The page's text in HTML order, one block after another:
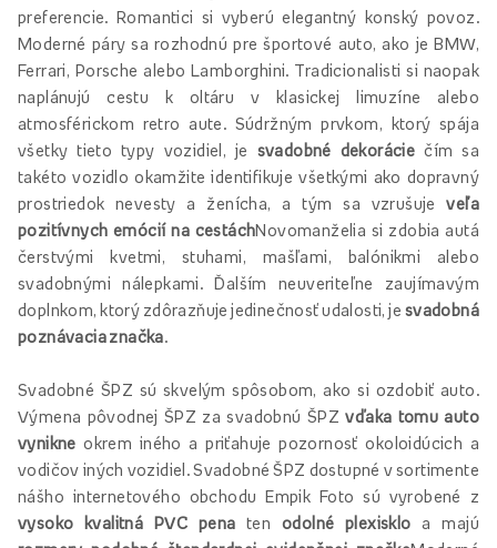
preferencie. Romantici si vyberú elegantný konský povoz.
Moderné páry sa rozhodnú pre športové auto, ako je BMW,
Ferrari, Porsche alebo Lamborghini. Tradicionalisti si naopak
naplánujú cestu k oltáru v klasickej limuzíne alebo
atmosférickom retro aute. Súdržným prvkom, ktorý spája
všetky tieto typy vozidiel, je svadobné dekorácie čím sa
takéto vozidlo okamžite identifikuje všetkými ako dopravný
prostriedok nevesty a ženícha, a tým sa vzrušujeveľa
pozitívnych emócií na cestáchNovomanželia si zdobia autá
čerstvými kvetmi, stuhami, mašľami, balónikmi alebo
svadobnými nálepkami. Ďalším neuveriteľne zaujímavým
doplnkom, ktorý zdôrazňuje jedinečnosť udalosti, je svadobná
poznávacia značka.
Svadobné ŠPZ sú skvelým spôsobom, ako si ozdobiť auto.
Výmena pôvodnej ŠPZ za svadobnú ŠPZvďaka tomu auto
vynikne okrem iného a priťahuje pozornosť okoloidúcich a
vodičov iných vozidiel. Svadobné ŠPZ dostupné v sortimente
nášho internetového obchodu Empik Foto sú vyrobené z
vysoko kvalitná PVC penaten odolné plexisklo a majú